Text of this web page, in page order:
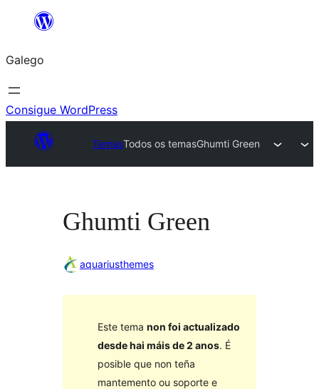
Saltar
contido
Galego
Consigue WordPress
TemasTodos os temasGhumti Green
Ghumti Green
aquariusthemes
Este tema non foi actualizado
desde hai máis de 2 anos. É
posible que non teña
mantemento ou soporte e